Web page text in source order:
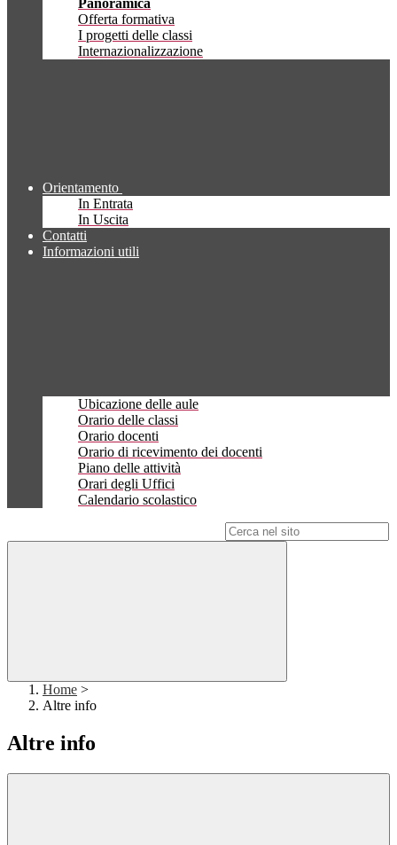
Panoramica
Offerta formativa
I progetti delle classi
Internazionalizzazione
Orientamento
In Entrata
In Uscita
Contatti
Informazioni utili
Ubicazione delle aule
Orario delle classi
Orario docenti
Orario di ricevimento dei docenti
Piano delle attività
Orari degli Uffici
Calendario scolastico
Home >
Altre info
Altre info